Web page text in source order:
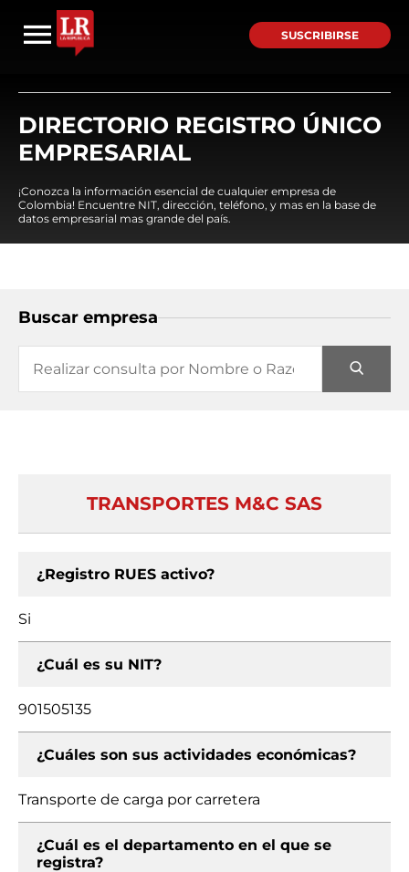
SUSCRIBIRSE
DIRECTORIO REGISTRO ÚNICO
EMPRESARIAL
¡Conozca la información esencial de cualquier empresa de
Colombia! Encuentre NIT, dirección, teléfono, y mas en la base de
datos empresarial mas grande del país.
Buscar empresa
TRANSPORTES M&C SAS
¿Registro RUES activo?
Si
¿Cuál es su NIT?
901505135
¿Cuáles son sus actividades económicas?
Transporte de carga por carretera
¿Cuál es el departamento en el que se
registra?